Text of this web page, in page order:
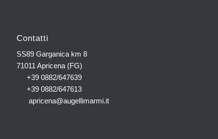
Contatti
SS89 Garganica km 8
71011 Apricena (FG)
+39 0882/647639
+39 0882/647613
apricena@augellimarmi.it